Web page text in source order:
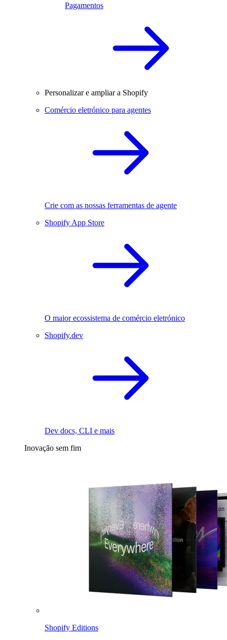
Pagamentos
Personalizar e ampliar a Shopify
Comércio eletrónico para agentes
Crie com as nossas ferramentas de agente
Shopify App Store
O maior ecossistema de comércio eletrónico
Shopify.dev
Dev docs, CLI e mais
Inovação sem fim
Shopify Editions